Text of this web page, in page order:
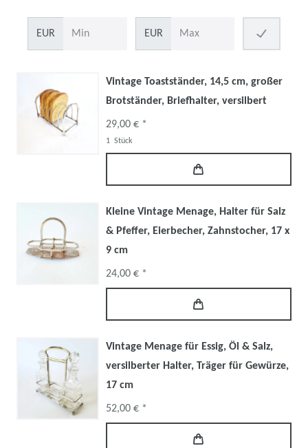
EUR EUR
Vintage Toastständer, 14,5 cm, großer
Brotständer, Briefhalter, versilbert
29,00 € *
1 Stück
Kleine Vintage Menage, Halter für Salz
& Pfeffer, Eierbecher, Zahnstocher, 17 x
9 cm
24,00 € *
Vintage Menage für Essig, Öl & Salz,
versilberter Halter, Träger für Gewürze,
17 cm
52,00 € *